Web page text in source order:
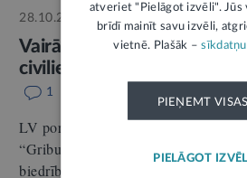
28.10.2025. Autors: Inese
Vairāk jādomā par to, kā
civiliedzīvotājus integrēt
1
LV portālam: LINDA
“Gribu palīdzēt bēgļiem” pārstāve;
biedrības “Sabiedriskās politikas
atveriet "Pielāgot izvēli". Jūs
brīdī mainīt savu izvēli,
vietnē. Plašāk –
PIEŅEMT VISAS
PIELĀGOT